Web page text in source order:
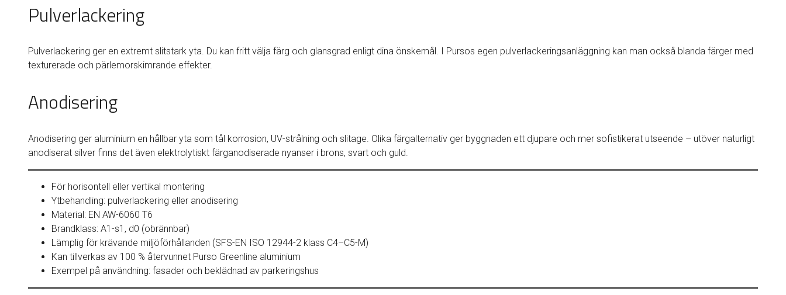
Pulverlackering
Pulverlackering ger en extremt slitstark yta. Du kan fritt välja färg och glansgrad enligt dina önskemål. I Pursos egen pulverlackeringsanläggning kan man också blanda färger med
texturerade och pärlemorskimrande effekter.
Anodisering
Anodisering ger aluminium en hållbar yta som tål korrosion, UV-strålning och slitage. Olika färgalternativ ger byggnaden ett djupare och mer sofistikerat utseende – utöver naturligt
anodiserat silver finns det även elektrolytiskt färganodiserade nyanser i brons, svart och guld.
För horisontell eller vertikal montering
Ytbehandling: pulverlackering eller anodisering
Material: EN AW-6060 T6
Brandklass: A1-s1, d0 (obrännbar)
Lämplig för krävande miljöförhållanden (SFS-EN ISO 12944-2 klass C4–C5-M)
Kan tillverkas av 100 % återvunnet Purso Greenline aluminium
Exempel på användning: fasader och beklädnad av parkeringshus